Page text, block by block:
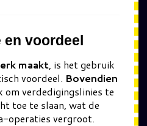
voordeel
maakt , is het gebruik
voordeel. Bovendien
verdedigingslinies te
toe te slaan, wat de
operaties vergroot.